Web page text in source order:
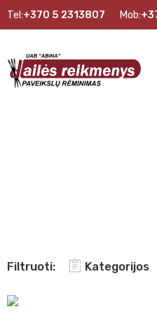
Tel:+370 5 2313807 Mob:
Filtruoti: Kategorijos